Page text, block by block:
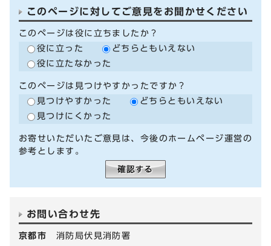
このページに対してご意見をお聞かせください
このページは役に立ちましたか？
役に立った
どちらともいえない
役に立たなかった
このページは見つけやすかったですか？
見つけやすかった
どちらともいえない
見つけにくかった
お寄せいただいたご意見は、今後のホームページ運営の
参考とします。
お問い合わせ先
京都市 消防局伏見消防署